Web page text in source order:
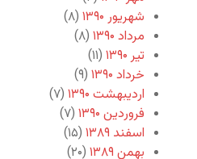
شهریور ۱۳۹۰
(۸)
مرداد ۱۳۹۰
(۸)
تیر ۱۳۹۰
(۱۱)
خرداد ۱۳۹۰
(۹)
اردیبهشت ۱۳۹۰
(۷)
فروردین ۱۳۹۰
(۷)
اسفند ۱۳۸۹
(۱۵)
بهمن ۱۳۸۹
(۲۰)